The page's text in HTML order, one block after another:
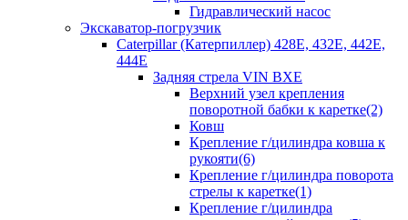
Гидравлический насос
Экскаватор-погрузчик
Caterpillar (Катерпиллер) 428E, 432E, 442E,
444E
Задняя стрела VIN BXE
Верхний узел крепления
поворотной бабки к каретке(2)
Ковш
Крепление г/цилиндра ковша к
рукояти(6)
Крепление г/цилиндра поворота
стрелы к каретке(1)
Крепление г/цилиндра